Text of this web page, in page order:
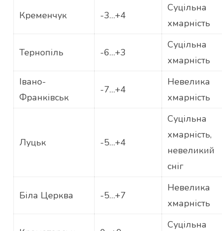
Кременчук -3…+4
Суцільна
хмарність
Тернопіль -6…+3
Суцільна
хмарність
Івано-
Франківськ
-7…+4
Невелика
хмарність
Луцьк -5…+4
Суцільна
хмарність,
невеликий
сніг
Біла Церква -5…+7
Невелика
хмарність
Суцільна